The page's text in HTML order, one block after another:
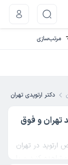
دکتر ارتوپدی تهران
تهران و فوق
ارتوپد در تهران
مرتب‌سازی